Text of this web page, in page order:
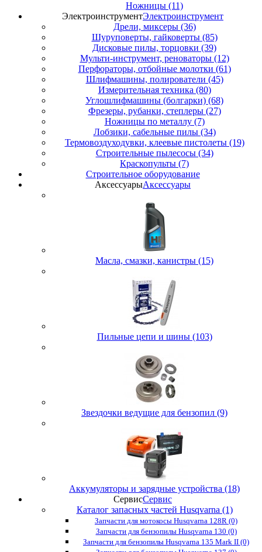
Ножницы (11)
ЭлектроинструментЭлектроинструмент
Дрели, миксеры (36)
Шуруповерты, гайковерты (85)
Дисковые пилы, торцовки (39)
Мульти-инструмент, реноваторы (12)
Перфораторы, отбойные молотки (61)
Шлифмашины, полирователи (45)
Измерительная техника (80)
Углошлифмашины (болгарки) (68)
Фрезеры, рубанки, степлеры (27)
Ножницы по металлу (7)
Лобзики, сабельные пилы (34)
Термовоздуходувки, клеевые пистолеты (19)
Строительные пылесосы (34)
Краскопульты (7)
Строительное оборудование
АксессуарыАксессуары
Масла, смазки, канистры (15)
Пильные цепи и шины (103)
Звездочки ведущие для бензопил (9)
Аккумуляторы и зарядные устройства (18)
СервисСервис
Каталог запасных частей Husqvarna (1)
Запчасти для мотокосы Husqvarna 128R (0)
Запчасти для бензопилы Husqvarna 130 (0)
Запчасти для бензопилы Husqvarna 135 Mark II (0)